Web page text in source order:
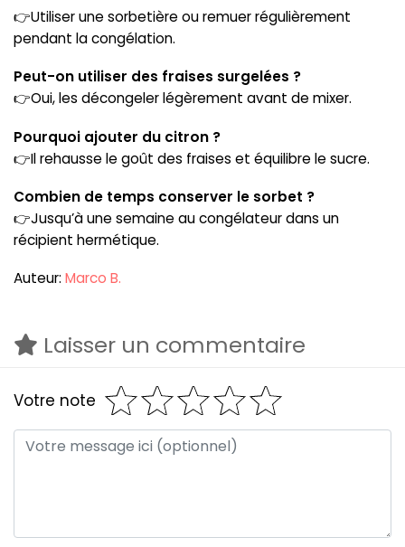
👉Utiliser une sorbetière ou remuer régulièrement
pendant la congélation.
Peut-on utiliser des fraises surgelées ?
👉Oui, les décongeler légèrement avant de mixer.
Pourquoi ajouter du citron ?
👉Il rehausse le goût des fraises et équilibre le sucre.
Combien de temps conserver le sorbet ?
👉Jusqu’à une semaine au congélateur dans un
récipient hermétique.
Auteur: Marco B.
Laisser un commentaire
Votre note